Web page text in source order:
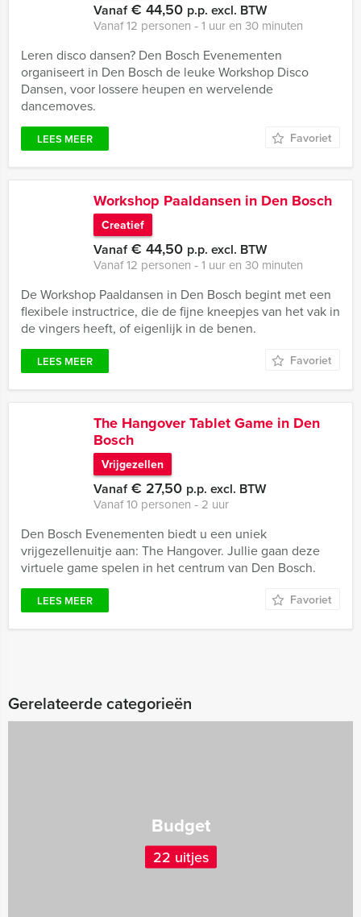
Vanaf€ 44,50 p.p. excl. BTW
Vanaf 12 personen ‐ 1 uur en 30 minuten
Leren disco dansen? Den Bosch Evenementen
organiseert in Den Bosch de leuke Workshop Disco
Dansen, voor lossere heupen en wervelende
dancemoves.
LEES MEER Favoriet
Workshop Paaldansen in Den Bosch
Creatief
Vanaf€ 44,50 p.p. excl. BTW
Vanaf 12 personen ‐ 1 uur en 30 minuten
De Workshop Paaldansen in Den Bosch begint met een
flexibele instructrice, die de fijne kneepjes van het vak in
de vingers heeft, of eigenlijk in de benen.
LEES MEER Favoriet
The Hangover Tablet Game in Den
Bosch
Vrijgezellen
Vanaf€ 27,50 p.p. excl. BTW
Vanaf 10 personen ‐ 2 uur
Den Bosch Evenementen biedt u een uniek
vrijgezellenuitje aan: The Hangover. Jullie gaan deze
virtuele game spelen in het centrum van Den Bosch.
LEES MEER Favoriet
Gerelateerde categorieën
Budget
22 uitjes